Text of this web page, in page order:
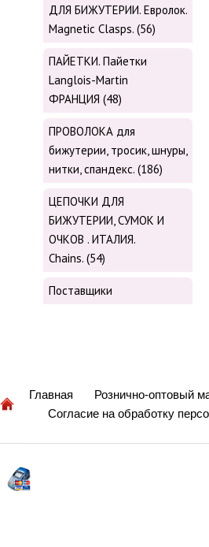
ДЛЯ БИЖУТЕРИИ. Евролок.
Magnetic Сlasps. (56)
ПАЙЕТКИ. Пайетки
Langlois-Martin
ФРАНЦИЯ (48)
ПРОВОЛОКА для
бижутерии, тросик, шнуры,
нитки, cпандекс. (186)
ЦЕПОЧКИ ДЛЯ
БИЖУТЕРИИ, СУМОК И
ОЧКОВ . ИТАЛИЯ.
Chains. (54)
Поставщики
Главная Рознично-оптовый
Согласие на обработку